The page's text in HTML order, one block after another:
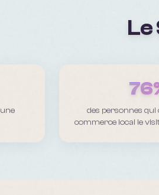
Le
des personnes
commerce local le